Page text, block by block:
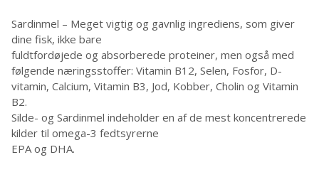
Sardinmel – Meget vigtig og gavnlig ingrediens, som giver
dine fisk, ikke bare
fuldtfordøjede og absorberede proteiner, men også med
følgende næringsstoffer: Vitamin B12, Selen, Fosfor, D-
vitamin, Calcium, Vitamin B3, Jod, Kobber, Cholin og Vitamin
B2.
Silde- og Sardinmel indeholder en af de mest koncentrerede
kilder til omega-3 fedtsyrerne
EPA og DHA.